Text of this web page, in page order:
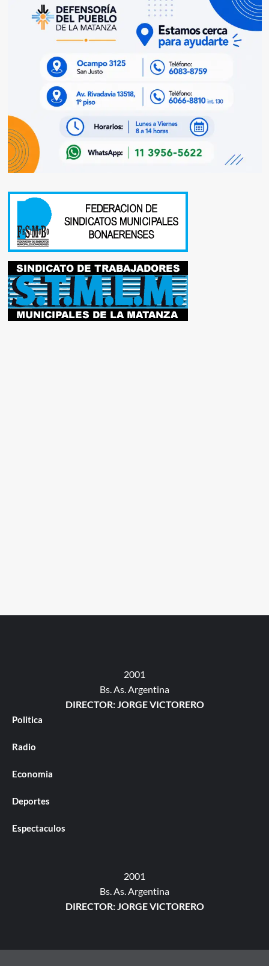
2001
Bs. As. Argentina
DIRECTOR: JORGE VICTORERO
Politica
Radio
Economia
Deportes
Espectaculos
2001
Bs. As. Argentina
DIRECTOR: JORGE VICTORERO